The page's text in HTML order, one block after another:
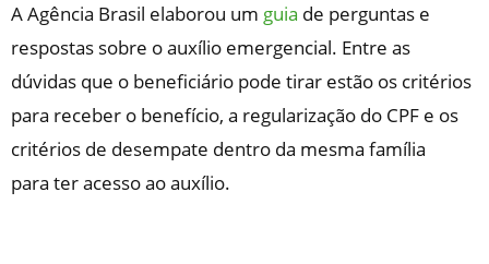
A Agência Brasil elaborou um guia de perguntas e
respostas sobre o auxílio emergencial. Entre as
dúvidas que o beneficiário pode tirar estão os critérios
para receber o benefício, a regularização do CPF e os
critérios de desempate dentro da mesma família
para teracesso ao auxílio.